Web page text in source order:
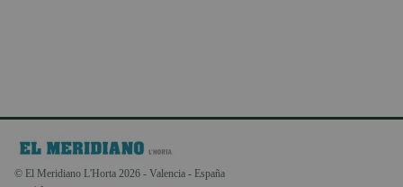
© El Meridiano L'Horta 2026 - Valencia - España